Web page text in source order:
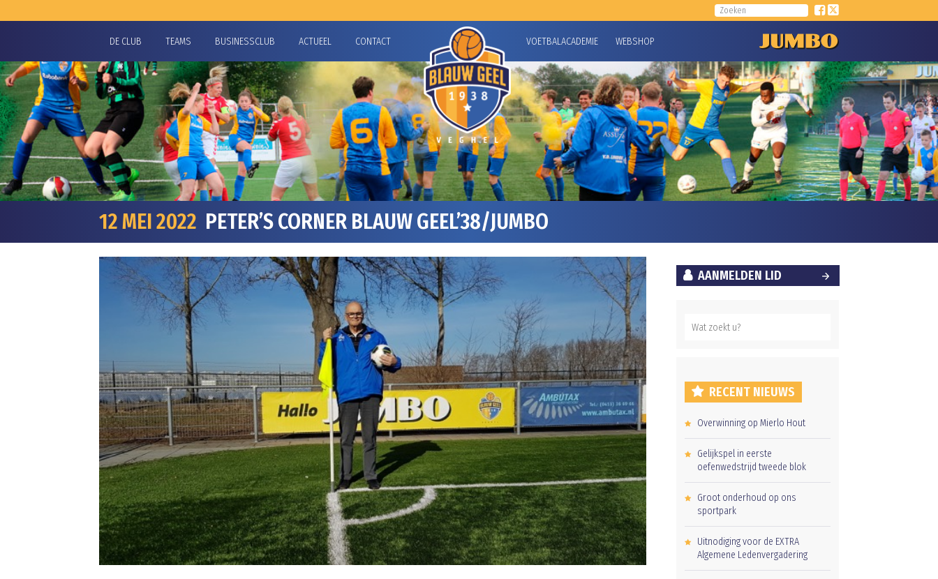
DE CLUB TEAMS BUSINESSCLUB ACTUEEL CONTACT VOETBALACADEMIE WEBSHOP
12 MEI 2022 PETER’S CORNER BLAUW GEEL’38/JUMBO
AANMELDEN LID
RECENT NIEUWS
Overwinning op Mierlo Hout
Gelijkspel in eerste
oefenwedstrijd tweede blok
Groot onderhoud op ons
sportpark
Uitnodiging voor de EXTRA
Algemene Ledenvergadering